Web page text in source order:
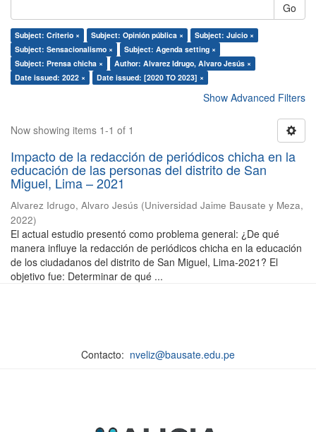
Go
Subject: Criterio × Subject: Opinión pública ×
Subject: Juicio ×
Subject: Sensacionalismo ×
Subject: Agenda setting ×
Subject: Prensa chicha ×
Author: Alvarez Idrugo, Alvaro Jesús ×
Date issued: 2022 ×
Date issued: [2020 TO 2023] ×
Show Advanced Filters
Now showing items 1-1 of 1
Impacto de la redacción de periódicos chicha en la
educación de las personas del distrito de San
Miguel, Lima – 2021
Alvarez Idrugo, Alvaro Jesús (Universidad Jaime Bausate y Meza,
2022)
El actual estudio presentó como problema general: ¿De qué
manera influye la redacción de periódicos chicha en la educación
de los ciudadanos del distrito de San Miguel, Lima-2021? El
objetivo fue: Determinar de qué ...
Contacto: nveliz@bausate.edu.pe